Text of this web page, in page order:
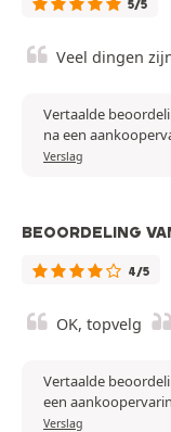
5/5
Veel dingen
Vertaalde
na een
Verslag
BEOORDELING
4/5
OK, topvelg
Vertaalde
een
Verslag